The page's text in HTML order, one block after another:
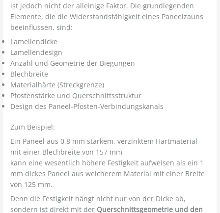
ist jedoch nicht der alleinige Faktor. Die grundlegenden
Elemente, die die Widerstandsfähigkeit eines Paneelzauns
beeinflussen, sind:
Lamellendicke
Lamellendesign
Anzahl und Geometrie der Biegungen
Blechbreite
Materialhärte (Streckgrenze)
Pfostenstärke und Querschnittsstruktur
Design des Paneel-Pfosten-Verbindungskanals
Zum Beispiel:
Ein Paneel aus 0,8 mm starkem, verzinktem Hartmaterial
mit einer Blechbreite von 157 mm
kann eine wesentlich höhere Festigkeit aufweisen als ein 1
mm dickes Paneel aus weicherem Material mit einer Breite
von 125 mm.
Denn die Festigkeit hängt nicht nur von der Dicke ab,
sondern ist direkt mit der Querschnittsgeometrie und den